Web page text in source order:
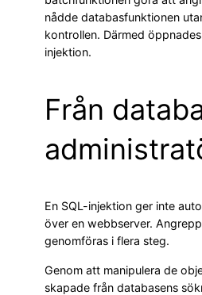
nådde databasfunktionen
kontrollen. Därmed
injektion.
Från
En SQL-injektion ger inte
över en webbserver.
genomföras i flera steg.
Genom att manipulera de
skapade från databasens